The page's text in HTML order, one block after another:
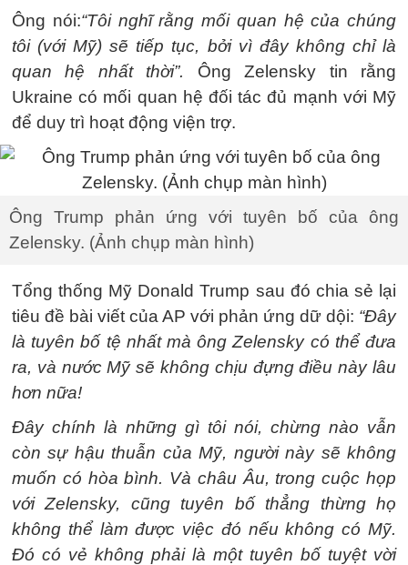
Ông nói:“Tôi nghĩ rằng mối quan hệ của chúng
tôi (với Mỹ) sẽ tiếp tục, bởi vì đây không chỉ là
quan hệ nhất thời”. Ông Zelensky tin rằng
Ukraine có mối quan hệ đối tác đủ mạnh với Mỹ
để duy trì hoạt động viện trợ.
Ông Trump phản ứng với tuyên bố của ông
Zelensky. (Ảnh chụp màn hình)
Tổng thống Mỹ Donald Trump sau đó chia sẻ lại
tiêu đề bài viết của AP với phản ứng dữ dội: “Đây
là tuyên bố tệ nhất mà ông Zelensky có thể đưa
ra, và nước Mỹ sẽ không chịu đựng điều này lâu
hơn nữa!
Đây chính là những gì tôi nói, chừng nào vẫn
còn sự hậu thuẫn của Mỹ, người này sẽ không
muốn có hòa bình. Và châu Âu, trong cuộc họp
với Zelensky, cũng tuyên bố thẳng thừng họ
không thể làm được việc đó nếu không có Mỹ.
Đó có vẻ không phải là một tuyên bố tuyệt vời